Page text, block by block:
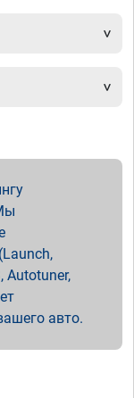
Autotuner,
авто.